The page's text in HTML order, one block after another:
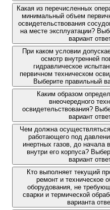
Какая из перечисленных
минимальный объем
освидетельствования
на месте эксплуатации?
вариант
При каком условии
осмотр внутренней
гидравлическое
первичном техническом
Выберите правильный
Каким образом
внеочередного
освидетельствования?
вариант
Чем должна
работающего под
инертных газов, до начала
внутри его корпуса?
вариант
Кто выполняет текущий
ремонт и техническое
оборудования, не
сварки и термической
варианта